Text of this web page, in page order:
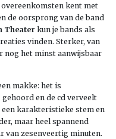
kent met
de oorsprong van de band
Theater kun je bands als
vinden. Sterker, van
nog het minst aanwijsbaar
makke: het is
en de cd verveelt
karakteristieke stem en
maar heel spannend
van zesenveertig minuten.